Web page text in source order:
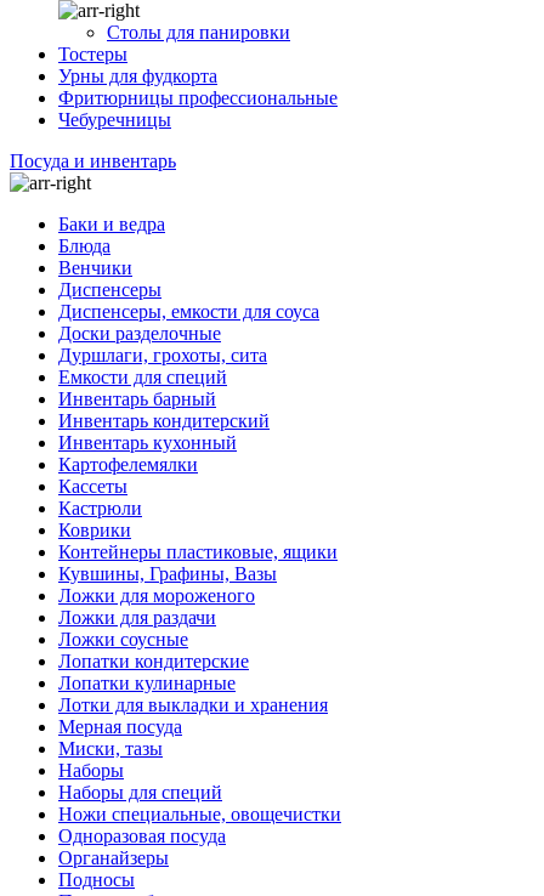
Столы для панировки
Тостеры
Урны для фудкорта
Фритюрницы профессиональные
Чебуречницы
Посуда и инвентарь
Баки и ведра
Блюда
Венчики
Диспенсеры
Диспенсеры, емкости для соуса
Доски разделочные
Дуршлаги, грохоты, сита
Емкости для специй
Инвентарь барный
Инвентарь кондитерский
Инвентарь кухонный
Картофелемялки
Кассеты
Кастрюли
Коврики
Контейнеры пластиковые, ящики
Кувшины, Графины, Вазы
Ложки для мороженого
Ложки для раздачи
Ложки соусные
Лопатки кондитерские
Лопатки кулинарные
Лотки для выкладки и хранения
Мерная посуда
Миски, тазы
Наборы
Наборы для специй
Ножи специальные, овощечистки
Одноразовая посуда
Органайзеры
Подносы